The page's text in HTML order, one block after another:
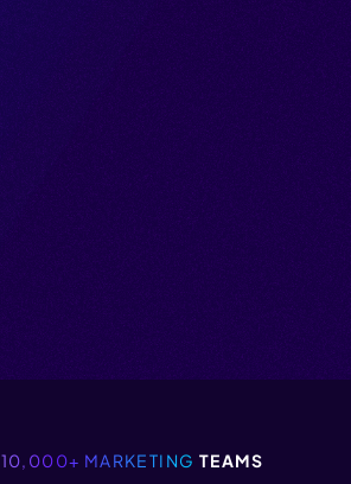
10,000+ MARKETING TEAMS